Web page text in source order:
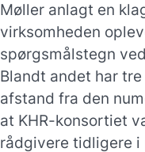
Møller anlagt en
virksomheden
spørgsmålstegn
Blandt andet har
afstand fra den
at KHR-konsortiet
rådgivere tidligere i